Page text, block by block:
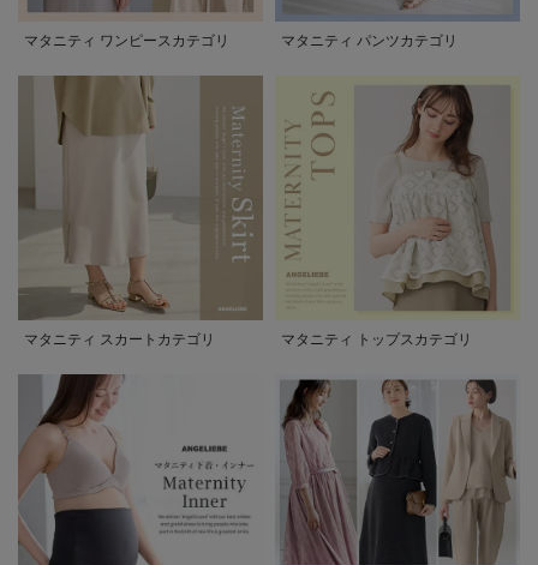
マタニティ ワンピースカテゴリ マタニティ パンツカテゴリ
マタニティ スカートカテゴリ マタニティ トップスカテゴリ